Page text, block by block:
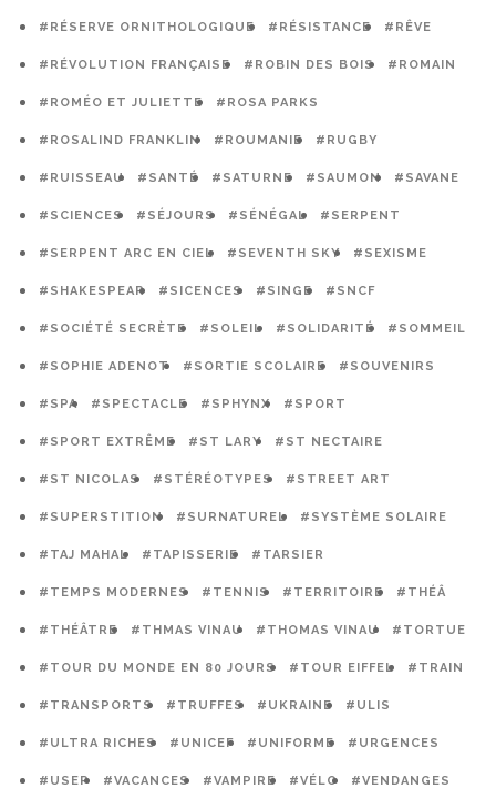
#RÉSERVE ORNITHOLOGIQUE #RÉSISTANCE #RÊVE
#RÉVOLUTION FRANÇAISE #ROBIN DES BOIS #ROMAIN
#ROMÉO ET JULIETTE #ROSA PARKS
#ROSALIND FRANKLIN #ROUMANIE #RUGBY
#RUISSEAU #SANTÉ #SATURNE #SAUMON #SAVANE
#SCIENCES #SÉJOURS #SÉNÉGAL #SERPENT
#SERPENT ARC EN CIEL #SEVENTH SKY #SEXISME
#SHAKESPEAR #SICENCES #SINGE #SNCF
#SOCIÉTÉ SECRÈTE #SOLEIL #SOLIDARITÉ #SOMMEIL
#SOPHIE ADENOT #SORTIE SCOLAIRE #SOUVENIRS
#SPA #SPECTACLE #SPHYNX #SPORT
#SPORT EXTRÊME #ST LARY #ST NECTAIRE
#ST NICOLAS #STÉRÉOTYPES #STREET ART
#SUPERSTITION #SURNATUREL #SYSTÈME SOLAIRE
#TAJ MAHAL #TAPISSERIE #TARSIER
#TEMPS MODERNES #TENNIS #TERRITOIRE #THÉÂ
#THÉÂTRE #THMAS VINAU #THOMAS VINAU #TORTUE
#TOUR DU MONDE EN 80 JOURS #TOUR EIFFEL #TRAIN
#TRANSPORTS #TRUFFES #UKRAINE #ULIS
#ULTRA RICHES #UNICEF #UNIFORME #URGENCES
#USEP #VACANCES #VAMPIRE #VÉLO #VENDANGES